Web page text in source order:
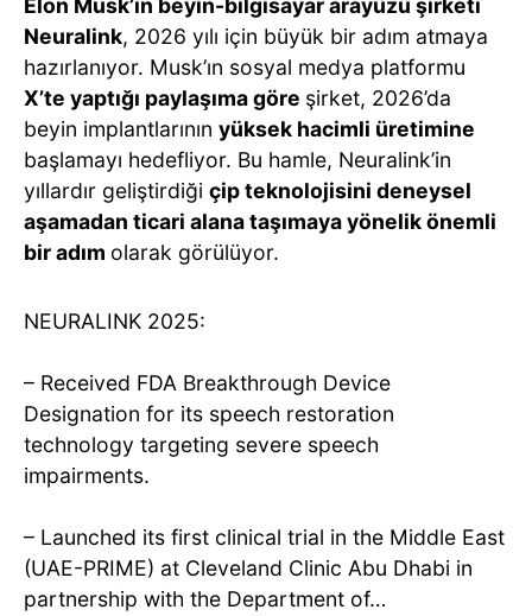
Elon Musk’ın beyin-bilgisayar arayüzü şirketi
Neuralink, 2026 yılı için büyük bir adım atmaya
hazırlanıyor. Musk’ın sosyal medya platformu
X’te yaptığı paylaşıma göre şirket, 2026’da
beyin implantlarının yüksek hacimli üretimine
başlamayı hedefliyor. Bu hamle, Neuralink’in
yıllardır geliştirdiği çip teknolojisini deneysel
aşamadan ticari alana taşımaya yönelik önemli
bir adım olarak görülüyor.
NEURALINK 2025:
– Received FDA Breakthrough Device
Designation for its speech restoration
technology targeting severe speech
impairments.
– Launched its first clinical trial in the Middle East
(UAE-PRIME) at Cleveland Clinic Abu Dhabi in
partnership with the Department of…